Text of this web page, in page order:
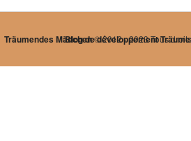
Blog de développement
Träumendes Mädchen© 2012 - 2023 Tous